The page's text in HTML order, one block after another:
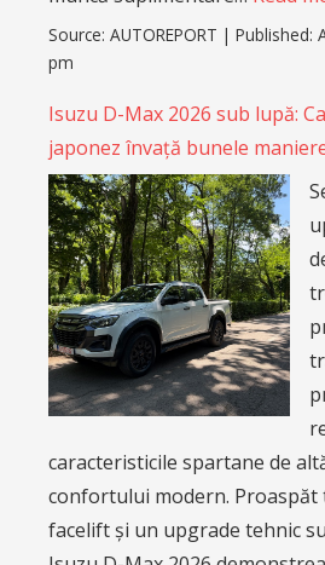
Source: AUTOREPORT | Published:
pm
Isuzu D-Max 2026 sub lupă:
japonez învață bunele
caracteristicile spartane de
confortului modern.
facelift și un upgrade tehnic